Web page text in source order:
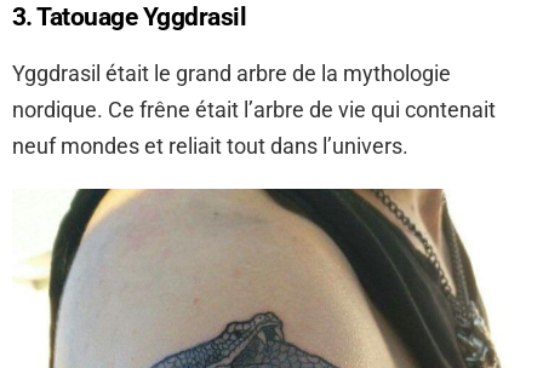
3. Tatouage Yggdrasil
Yggdrasil était le grand arbre de la mythologie
nordique. Ce frêne était l’arbre de vie qui contenait
neuf mondes et reliait tout dans l’univers.